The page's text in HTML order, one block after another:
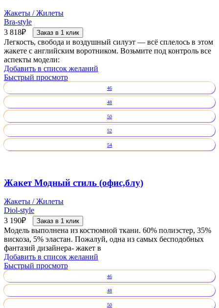
Жакеты / Жилеты
Bra-style
3 818₽ Заказ в 1 клик
Легкость, свобода и воздушный силуэт — всё сплелось в этом
жакете с английским воротником. Возьмите под контроль все
аспекты модели:
Добавить в список желаний
Быстрый просмотр
46
48
50
52
54
Жакет Модный стиль (офис,блу)
Жакеты / Жилеты
Diol-style
3 190₽ Заказ в 1 клик
Модель выполнена из костюмной ткани. 60% полиэстер, 35%
вискоза, 5% эластан. Пожалуй, одна из самых бесподобных
фантазий дизайнера- жакет в
Добавить в список желаний
Быстрый просмотр
46
48
50